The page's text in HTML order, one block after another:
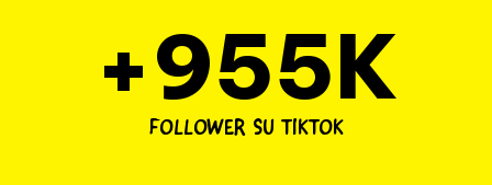
+955K
FOLLOWER SU TIKTOK